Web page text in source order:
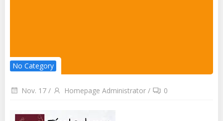
No Category
Nov. 17 / Homepage Administrator / 0